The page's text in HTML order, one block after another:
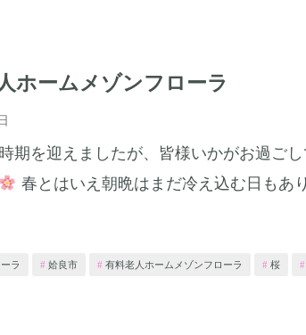
ホームメゾンフローラ
期を迎えましたが、皆様いかがお過ご
春とはいえ朝晩はまだ冷え込む日もあ
ラ 姶良市 有料老人ホームメゾンフローラ 桜